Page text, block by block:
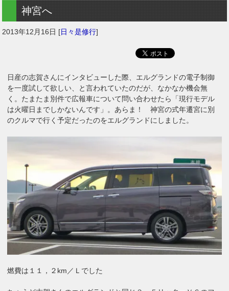
神宮へ
2013年12月16日 [日々是修行]
日産の志賀さんにインタビューした際、エルグランドの電子制御
を一度試して欲しい、と言われていたのだが、なかなか機会無
く。たまたま別件で広報車について問い合わせたら「現行モデル
は火曜日までしかないんです」。あらま！ 神宮の式年遷宮に別
のクルマで行く予定だったのをエルグランドにしました。
燃費は１１，２km／Ｌでした